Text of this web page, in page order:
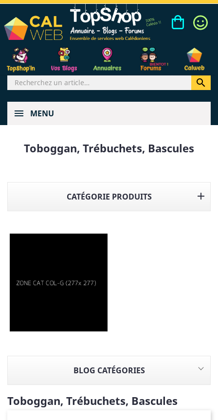

MENU
Toboggan, Trébuchets, Bascules
CATÉGORIE PRODUITS 
BLOG CATÉGORIES
Toboggan, Trébuchets, Bascules